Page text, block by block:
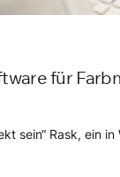
für
sein“ Rask, ein